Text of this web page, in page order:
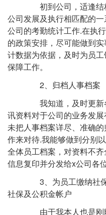
初到公司，适逢结
公司发展及执行相匹配的
公司的考勤统计工作.在执
的政策安排，尽可能做到
计数据为依据，及时为员
保障工作。
2、归档人事档案
我知道，及时更新
讯资料对于公司的业务发
未把人事档案详尽、准确
作来对待.我能够做到分别
全体员工档案，对资料不
信息复印并分发给x公司各
3、为员工缴纳社保
社保及公积金帐户
由于我本人也是刚